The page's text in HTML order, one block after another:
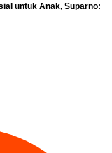
untuk Anak, Suparno: